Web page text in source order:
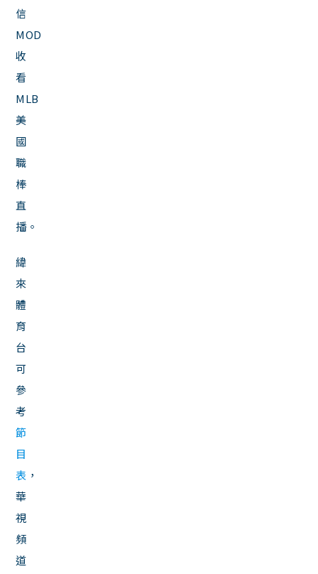
信
MOD
收
看
MLB
美
國
職
棒
直
播。
緯
來
體
育
台
可
參
考
節
目
表 ，
華
視
頻
道